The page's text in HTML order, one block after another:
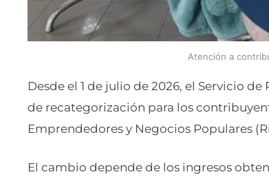
Atención a
Desde el 1 de julio de 2026, el Servicio
de recategorización para los
Emprendedores y Negocios Populares
El cambio depende de los ingresos